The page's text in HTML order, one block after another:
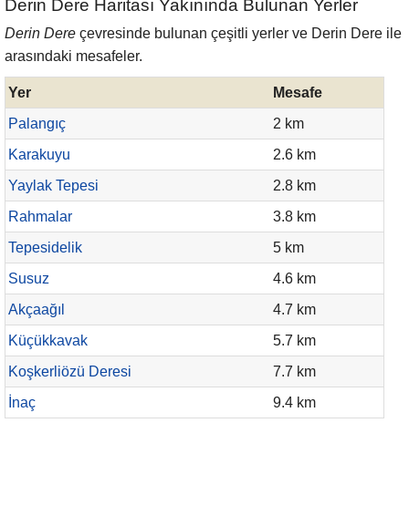
Derin Dere Haritası Yakınında Bulunan Yerler
Derin Dere çevresinde bulunan çeşitli yerler ve Derin Dere ile
arasındaki mesafeler.
Yer
Mesafe
Palangıç
2 km
Karakuyu
2.6 km
Yaylak Tepesi
2.8 km
Rahmalar
3.8 km
Tepesidelik
5 km
Susuz
4.6 km
Akçaağıl
4.7 km
Küçükkavak
5.7 km
Koşkerliözü Deresi
7.7 km
İnaç
9.4 km